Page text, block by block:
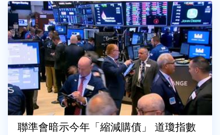
聯準會暗示今年「縮減購債」 道瓊指數